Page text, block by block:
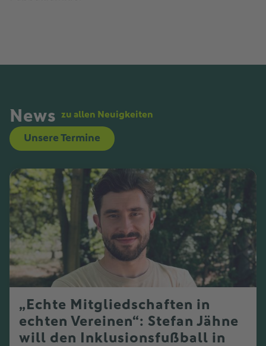
News zu allen Neuigkeiten
Unsere Termine
„Echte Mitgliedschaften in
echten Vereinen“: Stefan Jähne
will den Inklusionsfußball in